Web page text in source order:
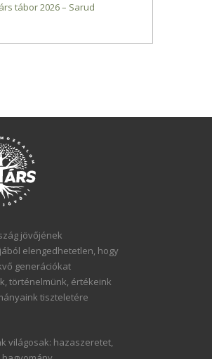
tábor 2026 – Sarud
jövőjének
elengedhetetlen, hogy
generációkat
történelmünk, értékeink
tiszteletére
világosak: hazaszeretet,